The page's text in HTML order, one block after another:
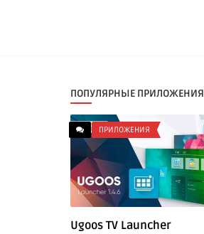
ПОПУЛЯРНЫЕ ПРИЛОЖЕНИЯ
ПРИЛОЖЕНИЯ
Ugoos TV Launcher